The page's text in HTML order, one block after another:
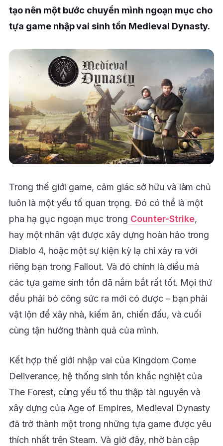
tạo nên một bước chuyển mình ngoạn mục cho
tựa game nhập vai sinh tồn Medieval Dynasty.
Trong thế giới game, cảm giác sở hữu và làm chủ
luôn là một yếu tố quan trọng. Đó có thể là một
pha hạ gục ngoạn mục trong Counter-Strike,
hay một nhân vật được xây dựng hoàn hảo trong
Diablo 4, hoặc một sự kiện kỳ lạ chỉ xảy ra với
riêng bạn trong Fallout. Và đó chính là điều mà
các tựa game sinh tồn đã nắm bắt rất tốt. Mọi thứ
đều phải bỏ công sức ra mới có được – bạn phải
vật lộn để xây nhà, kiếm ăn, chiến đấu, và cuối
cùng tận hưởng thành quả của mình.
Kết hợp thế giới nhập vai của Kingdom Come
Deliverance, hệ thống sinh tồn khắc nghiệt của
The Forest, cùng yếu tố thu thập tài nguyên và
xây dựng của Age of Empires, Medieval Dynasty
đã trở thành một trong những tựa game được yêu
thích nhất trên Steam. Và giờ đây, nhờ bản cập